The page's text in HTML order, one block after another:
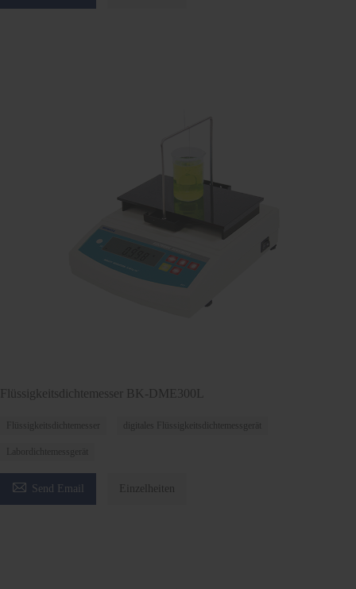
Flüssigkeitsdichtemesser BK-DME300L
Flüssigkeitsdichtemesser digitales Flüssigkeitsdichtemessgerät
Labordichtemessgerät
 Send Email Einzelheiten